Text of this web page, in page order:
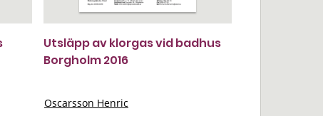
Utsläpp av klorgas vid badhus
Borgholm 2016
Oscarsson Henric